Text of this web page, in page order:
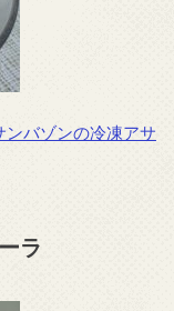
ンバゾンの冷凍アサ
ラ